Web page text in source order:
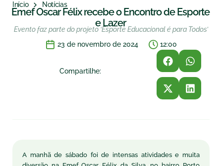
Início Notícias
Emef Oscar Félix recebe o Encontro de Esporte
e Lazer
Evento faz parte do projeto ‘Esporte Educacional é para Todos’
23 de novembro de 2024
12:00
Compartilhe:
A manhã de sábado foi de intensas atividades e muita